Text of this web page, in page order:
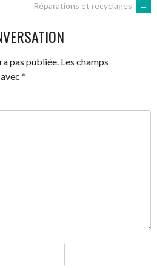
Réparations et recyclages →
pas publiée. Les champs
*